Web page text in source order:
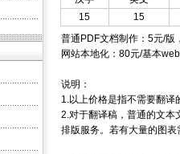
15
15
普通PDF文档制作：5元/版
网站本地化：80元/基本
说明：
1.以上价格是指不需要翻译
2.对于翻译稿，普通的文本
排版服务。若有大量的图